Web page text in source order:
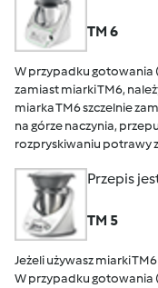
TM 6
W przypadku gotowania
zamiast miarki TM6,
miarka TM6 szczelnie
na górze naczynia,
rozpryskiwaniu potrawy
Przepis
TM 5
Jeżeli używasz miarki
W przypadku gotowania